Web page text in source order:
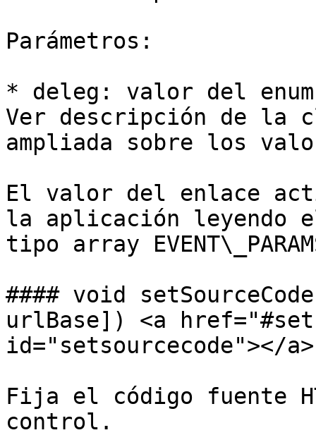
Parámetros:
* deleg: valor del
Ver descripción de la
ampliada sobre los
El valor del enlace
la aplicación leyendo
tipo array
#### void
urlBase]) <a
id="setsourcecode"></a>
Fija el código fuente
control.